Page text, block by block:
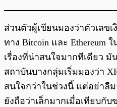
ส่วนตัวผู้เขียนมองว่าตัวเลขเ
ทาง Bitcoin และ Ethereum
เรื่องที่น่าสนใจมากทีเดียว
สถาบันบางกลุ่มเริ่มมองว่า
สนใจกว่าในช่วงนี้ แต่อย่าลื
ยังถือว่าเล็กมากเมื่อเทียบกั